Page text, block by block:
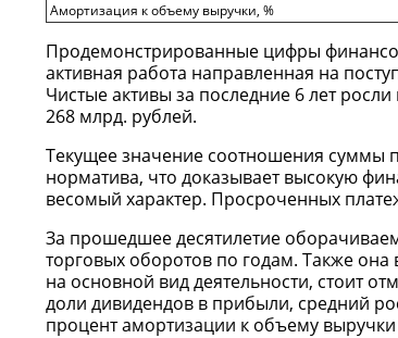
Амортизация к объему выручки, %
Продемонстрированные цифры
активная работа направленная на
Чистые активы за последние 6 лет
268 млрд. рублей.
Текущее значение соотношения суммы
норматива, что доказывает высокую
весомый характер. Просроченных
За прошедшее десятилетие
торговых оборотов по годам. Также
на основной вид деятельности, стоит
доли дивидендов в прибыли, средний
процент амортизации к объему